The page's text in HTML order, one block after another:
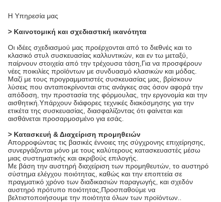
Η Υπηρεσία μας
> Καινοτομική και σχεδιαστική ικανότητα
Οι ιδέες σχεδιασμού μας προέρχονται από το διεθνές και το
κλασικό στυλ συσκευασίας καλλυντικών, και εν τω μεταξύ,
παίρνουν στοιχεία από την τρέχουσα τάση,Για να προσφέρουν
νέες ποικιλίες προϊόντων με συνδυασμό κλασικών και μόδας.
Μαζί με τους προγραμματιστές συσκευασίας μας, βρίσκουν
λύσεις που ανταποκρίνονται στις ανάγκες σας όσον αφορά την
απόδοση, την προστασία της φόρμουλας, την εργονομία και την
αισθητική.Υπάρχουν διάφορες τεχνικές διακόσμησης για την
ετικέτα της συσκευασίας, διασφαλίζοντας ότι φαίνεται και
αισθάνεται προσαρμοσμένο για εσάς.
> Κατασκευή & Διαχείριση προμηθειών
Απορροφώντας τις βασικές έννοιες της σύγχρονης επιχείρησης,
συνεργάζονται μόνο με τους καλύτερους κατασκευαστές μέσω
μιας συστηματικής και ακριβούς επιλογής.
Με βάση την αυστηρή διαχείριση των προμηθευτών, το αυστηρό
σύστημα ελέγχου ποιότητας, καθώς και την εποπτεία σε
πραγματικό χρόνο των διαδικασιών παραγωγής, και σχεδόν
αυστηρό πρότυπο ποιότητας,Προσπαθούμε να
βελτιστοποιήσουμε την ποιότητα όλων των προϊόντων..